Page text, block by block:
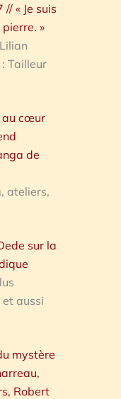
// « Je suis
»
Tailleur
au cœur
de
ateliers,
sur la
aussi
mystère
Robert